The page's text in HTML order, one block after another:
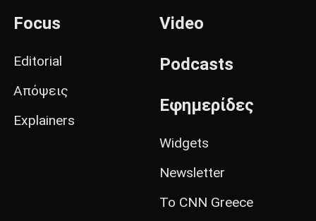
Focus
Editorial
Απόψεις
Explainers
Video
Podcasts
Εφημερίδες
Widgets
Newsletter
Το CNN Greece